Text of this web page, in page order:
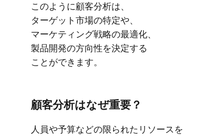
このように​顧客分析は、​
ターゲット市場の​特定や、​
マーケティング戦略の​最適化、​
製品開発の​方​向性を​決定する​
ことができます。
顧客分析は​なぜ重要？
人員や​予算などの​限られた​リソースを​